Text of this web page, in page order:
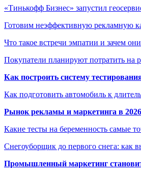
«Тинькофф Бизнес» запустил
Готовим неэффективную рекламную
Что такое встречи эмпатии и зачем
Покупатели планируют потратить на
Как построить систему
Как подготовить автомобиль к
Рынок рекламы и маркетинга в
Какие тесты на беременность самые
Снегоуборщик до первого снега: как
Промышленный маркетинг